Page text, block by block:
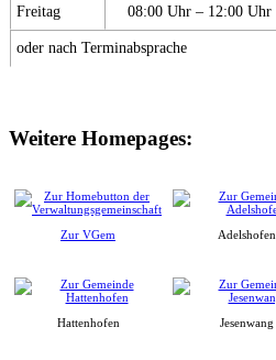
Freitag 08:00 Uhr – 12:00 Uhr
oder nach Terminabsprache
Weitere Homepages:
Zur VGem Adelshofen
Hattenhofen Jesenwang